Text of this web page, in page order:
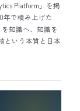
Platform」を掲
年で積み上げた
知識へ、知識を
という本質と日本